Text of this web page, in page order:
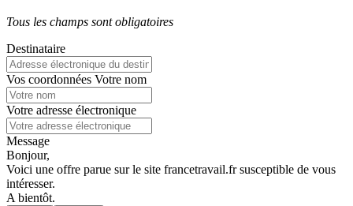
Tous les champs sont obligatoires
Destinataire
Vos coordonnées Votre nom
Votre adresse électronique
Message
Bonjour,
Voici une offre parue sur le site francetravail.fr susceptible de vous
intéresser.
A bientôt.